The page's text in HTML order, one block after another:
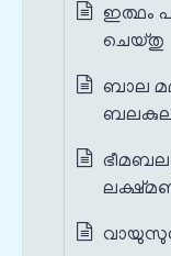
ഇത്ഥം
ചെയ്തു
ബാല